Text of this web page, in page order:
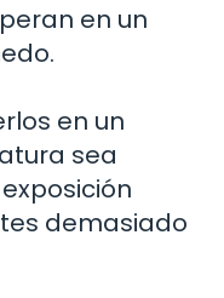
en un
en un
sea
demasiado